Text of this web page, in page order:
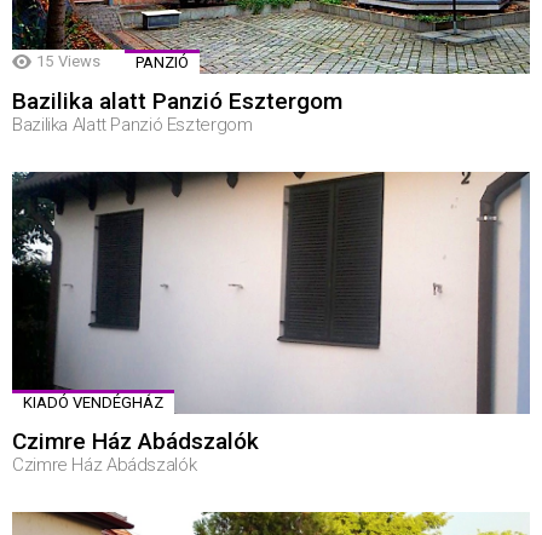
15 Views PANZIÓ
Bazilika alatt Panzió Esztergom
Bazilika Alatt Panzió Esztergom
KIADÓ VENDÉGHÁZ
Czimre Ház Abádszalók
Czimre Ház Abádszalók